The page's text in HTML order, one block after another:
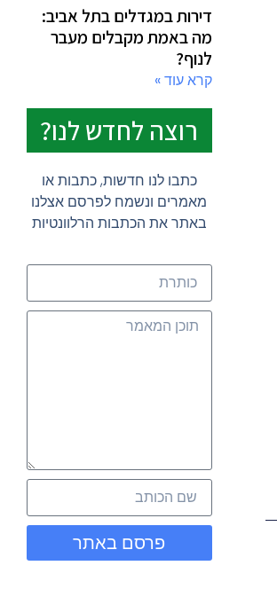
דירות במגדלים בתל אביב:
מה באמת מקבלים מעבר
לנוף?
קרא עוד »
רוצה לחדש לנו?
כתבו לנו חדשות, כתבות או
מאמרים ונשמח לפרסם אצלנו
באתר את הכתבות הרלוונטיות
פרסם באתר